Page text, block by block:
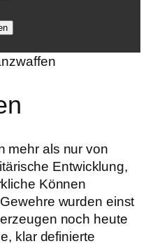
mehr als nur von
Entwicklung,
Können
wurden einst
noch heute
klar definierte